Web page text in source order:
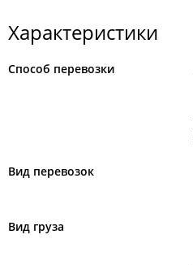
Характеристики
Способ перевозки
Вид перевозок
Вид груза